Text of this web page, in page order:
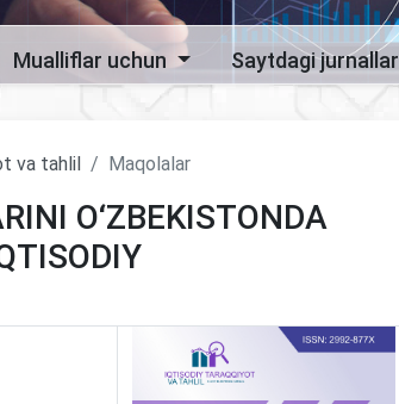
Mualliflar uchun Saytdagi jurnallar
va tahlil Maqolalar
O‘ZBEKISTONDA